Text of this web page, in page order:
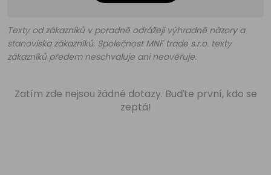
Texty od zákazníků v poradně odrážejí výhradně názory a
stanoviska zákazníků. Společnost MNF trade s.r.o. texty
zákazníků předem neschvaluje ani neověřuje.
Zatím zde nejsou žádné dotazy. Buďte první, kdo se
zeptá!